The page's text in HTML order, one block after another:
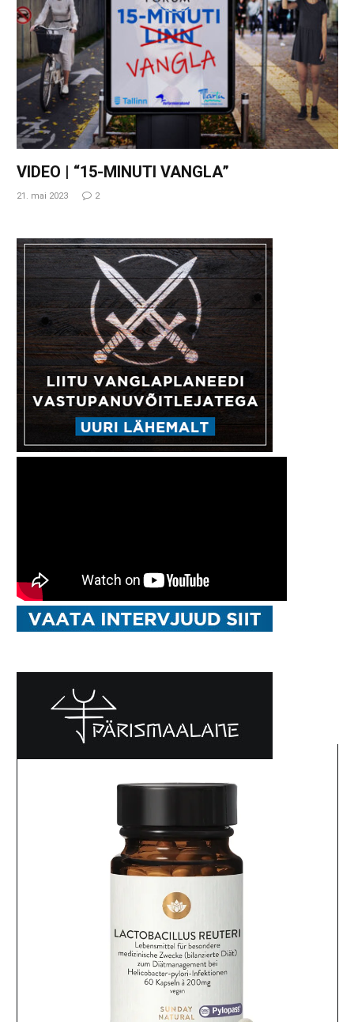
VIDEO | “15-MINUTI VANGLA”
21. mai 2023 2